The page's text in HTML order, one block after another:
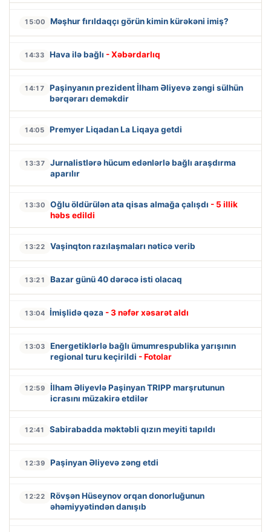
15:00 Məşhur fırıldaqçı görün kimin kürəkəni imiş?
14:33 Hava ilə bağlı - Xəbərdarlıq
14:17
Paşinyanın prezident İlham Əliyevə zəngi sülhün
bərqərarı deməkdir
14:05 Premyer Liqadan La Liqaya getdi
13:37
Jurnalistlərə hücum edənlərlə bağlı araşdırma
aparılır
13:30 Oğlu öldürülən ata qisas almağa çalışdı - 5 illik
həbs edildi
13:22 Vaşinqton razılaşmaları nəticə verib
13:21 Bazar günü 40 dərəcə isti olacaq
13:04 İmişlidə qəza - 3 nəfər xəsarət aldı
13:03
Energetiklərlə bağlı ümumrespublika yarışının
regional turu keçirildi - Fotolar
12:59
İlham Əliyevlə Paşinyan TRIPP marşrutunun
icrasını müzakirə etdilər
12:41 Sabirabadda məktəbli qızın meyiti tapıldı
12:39 Paşinyan Əliyevə zəng etdi
12:22
Rövşən Hüseynov orqan donorluğunun
əhəmiyyətindən danışıb